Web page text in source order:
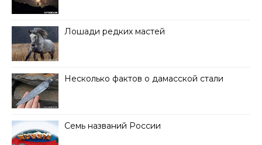
Лошади редких мастей
Несколько фактов о дамасской стали
Семь названий России